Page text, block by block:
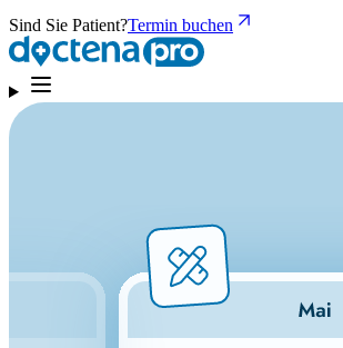
Sind Sie Patient?Termin buchen